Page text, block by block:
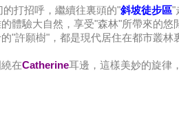
打招呼，繼續往裏頭的"斜坡徒步區"
體驗大自然，享受"森林"所帶來的悠
"許願樹"，都是現代居住在都市叢林
在Catherine耳邊，這樣美妙的旋律